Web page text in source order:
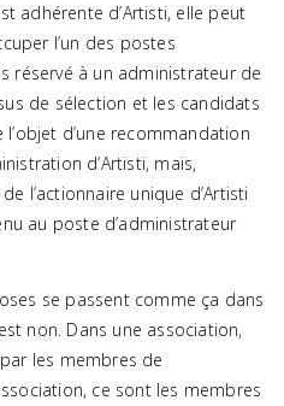
adhérente d’Artisti, elle peut
l’un des postes
réservé à un administrateur de
de sélection et les candidats
d’une recommandation
d’Artisti, mais,
l’actionnaire unique d’Artisti
au poste d’administrateur
se passent comme ça dans
non. Dans une association,
les membres de
ce sont les membres